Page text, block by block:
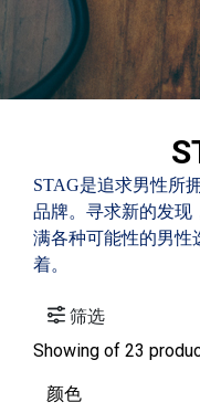
STAG是追求男性所
品牌。寻求新的发现
满各种可能性的男性
着。
筛选
Showing of 23
颜色